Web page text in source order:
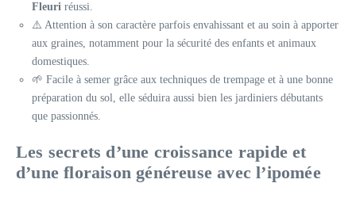
Fleuri réussi.
⚠️ Attention à son caractère parfois envahissant et au soin à apporter
aux graines, notamment pour la sécurité des enfants et animaux
domestiques.
🌱 Facile à semer grâce aux techniques de trempage et à une bonne
préparation du sol, elle séduira aussi bien les jardiniers débutants
que passionnés.
Les secrets d’une croissance rapide et
d’une floraison généreuse avec l’ipomée